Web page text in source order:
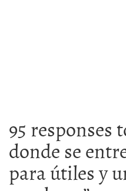
95 responses
donde se
para útiles y